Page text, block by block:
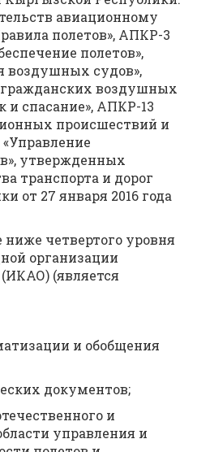
авиационному
полетов», АПКР-3
полетов»,
воздушных судов»,
воздушных
и спасание», АПКР-13
происшествий и
утвержденных
транспорта и дорог
от 27 января 2016 года
ниже четвертого уровня
организации
(является
и обобщения
документов;
и
управления и